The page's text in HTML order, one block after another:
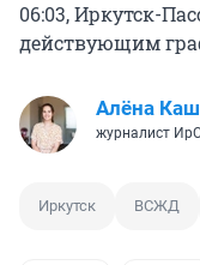
06:03, Иркутск-
действующим
Алёна
журналист
Иркутск ВСЖД